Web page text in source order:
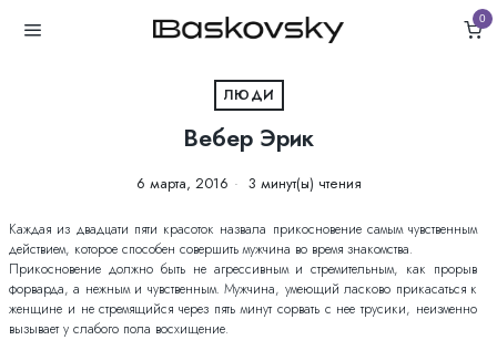
0
ЛЮДИ
Вебер Эрик
6 марта, 2016 3 минут(ы) чтения
Каждая из двадцати пяти красоток назвала прикосновение самым чувственным
действием, которое способен совершить мужчина во время знакомства.
Прикосновение должно быть не агрессивным и стремительным, как прорыв
форварда, а нежным и чувственным. Мужчина, умеющий ласково прикасаться к
женщине и не стремящийся через пять минут сорвать с нее трусики, неизменно
вызывает у слабого пола восхищение.